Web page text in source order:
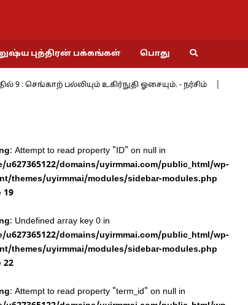
புத்திரன் பக்கங்கள் பொது
பல்லியும் உகிர்நுதி ஓசையும். - நர்சிம்
: Attempt to read property "ID" on null in
u627365122/domains/uyirmmai.com/public_html/wp-
themes/uyirmmai/modules/sidebar-modules.php
19
: Undefined array key 0 in
u627365122/domains/uyirmmai.com/public_html/wp-
themes/uyirmmai/modules/sidebar-modules.php
22
: Attempt to read property "term_id" on null in